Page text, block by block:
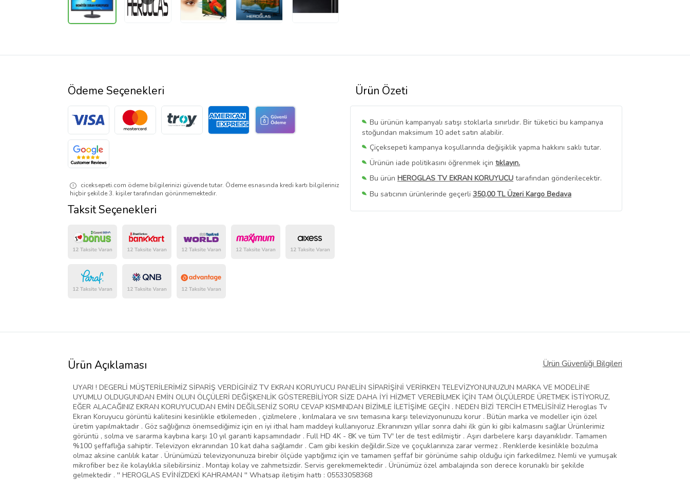
Ürün Özeti
Bu ürünün kampanyalı satışı stoklarla sınırlıdır. Bir tüketici bu kampanya
stoğundan maksimum 10 adet satın alabilir.
Çiçeksepeti kampanya koşullarında değişiklik yapma hakkını saklı tutar.
Ürünün iade politikasını öğrenmek için tıklayın.
Bu ürün HEROGLAS TV EKRAN KORUYUCU tarafından gönderilecektir.
Bu satıcının ürünlerinde geçerli 350,00 TL Üzeri Kargo Bedava
Bu SatıcınınTüm Ürünlerini Görüntüle
Ödeme Seçenekleri
ciceksepeti.com ödeme bilgilerinizi güvende tutar. Ödeme esnasında kredi kartı bilgileriniz
hiçbir şekilde 3. kişiler tarafından görünmemektedir.
Taksit Seçenekleri
Ürün Açıklaması Ürün Güvenliği Bilgileri
UYARI ! DEGERLİ MÜŞTERİLERİMİZ SİPARİŞ VERDİGİNİZ TV EKRAN KORUYUCU PANELİN SİPARİŞİNİ VERİRKEN TELEVİZYONUNUZUN MARKA VE MODELİNE
UYUMLU OLDUGUNDAN EMİN OLUN ÖLÇÜLERİ DEĞİŞKENLİK GÖSTEREBİLİYOR SİZE DAHA İYİ HİZMET VEREBİLMEK İÇİN TAM ÖLÇÜLERDE ÜRETMEK İSTİYORUZ,
EĞER ALACAĞINIZ EKRAN KORUYUCUDAN EMİN DEĞİLSENİZ SORU CEVAP KISMINDAN BİZİMLE İLETİŞİME GEÇİN . NEDEN BİZİ TERCİH ETMELİSİNİZ Heroglas Tv
Ekran Koruyucu görüntü kalitesini kesinlikle etkilemeden , çizilmelere , kırılmalara ve sıvı temasına karşı televizyonunuzu korur . Bütün marka ve modeller için özel
üretim yapılmaktadır . Göz sağlığınızı önemsediğimiz için en iyi ithal ham maddeyi kullanıyoruz .Ekranınızın yıllar sonra dahi ilk gün ki gibi kalmasını sağlar Ürünlerimiz
görüntü , solma ve sararma kaybına karşı 10 yıl garanti kapsamındadır . Full HD 4K - 8K ve tüm TV' ler de test edilmiştir . Aşırı darbelere karşı dayanıklıdır. Tamamen
%100 şeffaflığa sahiptir. Televizyon ekranından 10 kat daha sağlamdır . Cam gibi keskin değildir.Size ve çoçuklarınıza zarar vermez . Renklerde kesinlikle bozulma
olmaz aksine canlılık katar . Ürünümüzü televizyonunuza birebir ölçüde yaptığımız için ve tamamen şeffaf bir görünüme sahip olduğu için farkedilmez. Nemli ve yumuşak
mikrofiber bez ile kolaylıkla silebilirsiniz . Montajı kolay ve zahmetsizdir. Servis gerekmemektedir . Ürünümüz özel ambalajında son derece korunaklı bir şekilde
gelmektedir . '' HEROGLAS EVİNİZDEKİ KAHRAMAN '' Whatsap iletişim hattı : 05533058368